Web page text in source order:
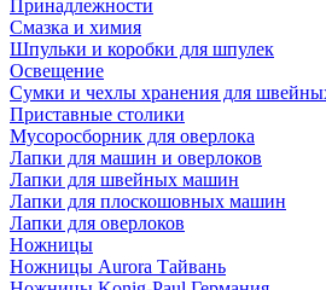
Принадлежности
Смазка и химия
Шпульки и коробки для шпулек
Освещение
Сумки и чехлы хранения для
Приставные столики
Мусоросборник для оверлока
Лапки для машин и оверлоков
Лапки для швейных машин
Лапки для плоскошовных машин
Лапки для оверлоков
Ножницы
Ножницы Aurora Тайвань